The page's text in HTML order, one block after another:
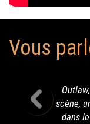
Vous
scène,
dans